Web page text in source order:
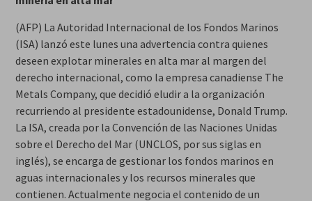
(AFP) La Autoridad Internacional de los Fondos Marinos
(ISA) lanzó este lunes una advertencia contra quienes
deseen explotar minerales en alta mar al margen del
derecho internacional, como la empresa canadiense The
Metals Company, que decidió eludir a la organización
recurriendo al presidente estadounidense, Donald Trump.
La ISA, creada por la Convención de las Naciones Unidas
sobre el Derecho del Mar (UNCLOS, por sus siglas en
inglés), se encarga de gestionar los fondos marinos en
aguas internacionales y los recursos minerales que
contienen. Actualmente negocia el contenido de un